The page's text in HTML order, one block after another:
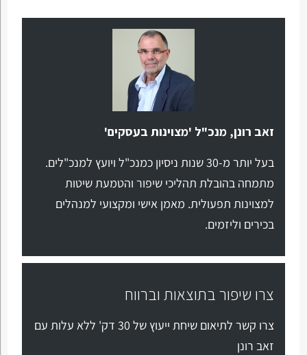
זאב רונן, מנכ"ל 'מצוינות בעסקים'
בעל יותר מ-30 שנות ניסיון כמנכ"ל ויועץ למנכ"לים.
מתמחה בהובלת תהליכי שיפור והטמעת שיטות
למצוינות תפעולית. מאמן אישי ומקצועי למנהלים
בכירים וליזמים.
צרו שיפור בתוצאות וברווח
צרו קשר לתיאום שיחת ייעוץ של 30 דק' ללא עלות עם
זאב רונן